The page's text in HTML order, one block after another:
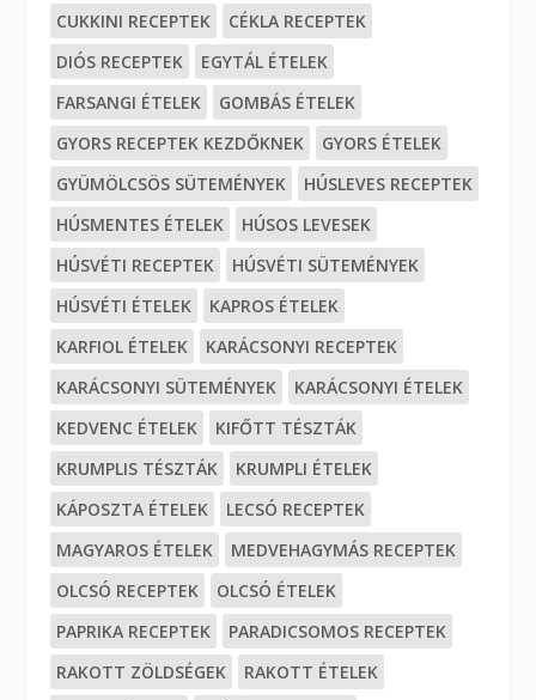
CUKKINI RECEPTEK
CÉKLA RECEPTEK
DIÓS RECEPTEK
EGYTÁL ÉTELEK
FARSANGI ÉTELEK
GOMBÁS ÉTELEK
GYORS RECEPTEK KEZDŐKNEK
GYORS ÉTELEK
GYÜMÖLCSÖS SÜTEMÉNYEK
HÚSLEVES RECEPTEK
HÚSMENTES ÉTELEK
HÚSOS LEVESEK
HÚSVÉTI RECEPTEK
HÚSVÉTI SÜTEMÉNYEK
HÚSVÉTI ÉTELEK
KAPROS ÉTELEK
KARFIOL ÉTELEK
KARÁCSONYI RECEPTEK
KARÁCSONYI SÜTEMÉNYEK
KARÁCSONYI ÉTELEK
KEDVENC ÉTELEK
KIFŐTT TÉSZTÁK
KRUMPLIS TÉSZTÁK
KRUMPLI ÉTELEK
KÁPOSZTA ÉTELEK
LECSÓ RECEPTEK
MAGYAROS ÉTELEK
MEDVEHAGYMÁS RECEPTEK
OLCSÓ RECEPTEK
OLCSÓ ÉTELEK
PAPRIKA RECEPTEK
PARADICSOMOS RECEPTEK
RAKOTT ZÖLDSÉGEK
RAKOTT ÉTELEK